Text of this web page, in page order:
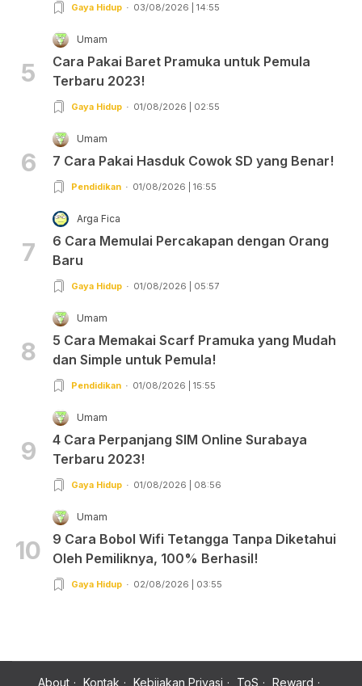
Gaya Hidup 03/08/2026 | 14:55
5
Umam
Cara Pakai Baret Pramuka untuk Pemula
Terbaru 2023!
Gaya Hidup 01/08/2026 | 02:55
6
Umam
7 Cara Pakai Hasduk Cowok SD yang Benar!
Pendidikan 01/08/2026 | 16:55
7
Arga Fica
6 Cara Memulai Percakapan dengan Orang
Baru
Gaya Hidup 01/08/2026 | 05:57
8
Umam
5 Cara Memakai Scarf Pramuka yang Mudah
dan Simple untuk Pemula!
Pendidikan 01/08/2026 | 15:55
9
Umam
4 Cara Perpanjang SIM Online Surabaya
Terbaru 2023!
Gaya Hidup 01/08/2026 | 08:56
10
Umam
9 Cara Bobol Wifi Tetangga Tanpa Diketahui
Oleh Pemiliknya, 100% Berhasil!
Gaya Hidup 02/08/2026 | 03:55
About Kontak Kebijakan Privasi ToS Reward